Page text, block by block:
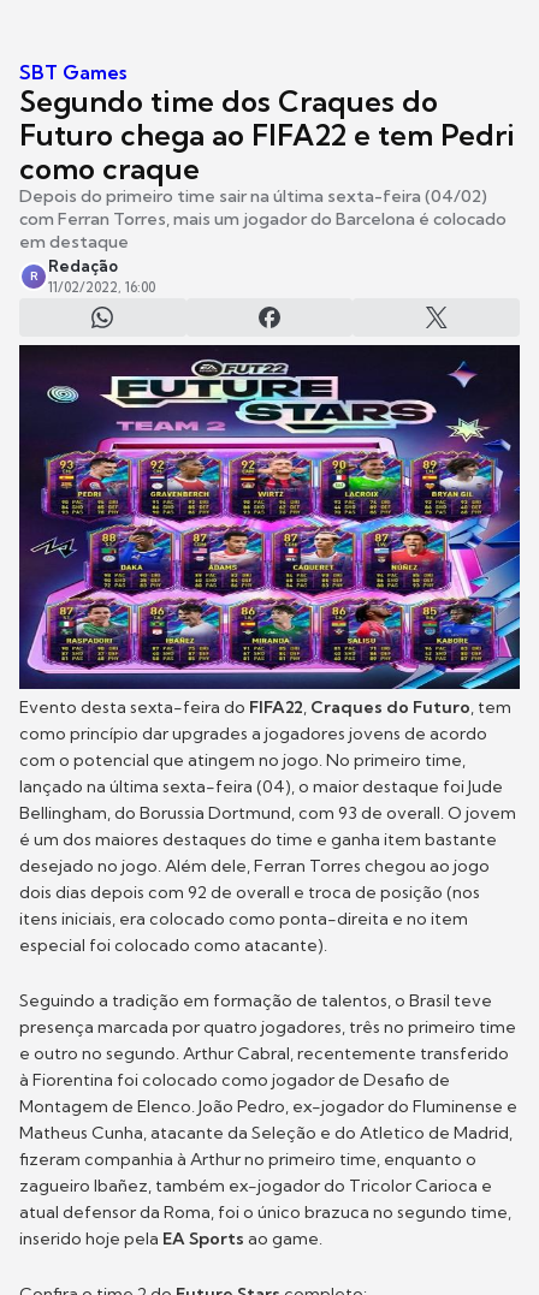
SBT Games
Segundo time dos Craques do
Futuro chega ao FIFA22 e tem Pedri
como craque
Depois do primeiro time sair na última sexta-feira (04/02)
com Ferran Torres, mais um jogador do Barcelona é colocado
em destaque
R
Redação
11/02/2022, 16:00
Evento desta sexta-feira do FIFA22, Craques do Futuro, tem
como princípio dar upgrades a jogadores jovens de acordo
com o potencial que atingem no jogo. No primeiro time,
lançado na última sexta-feira (04), o maior destaque foi Jude
Bellingham, do Borussia Dortmund, com 93 de overall. O jovem
é um dos maiores destaques do time e ganha item bastante
desejado no jogo. Além dele, Ferran Torres chegou ao jogo
dois dias depois com 92 de overall e troca de posição (nos
itens iniciais, era colocado como ponta-direita e no item
especial foi colocado como atacante).
Seguindo a tradição em formação de talentos, o Brasil teve
presença marcada por quatro jogadores, três no primeiro time
e outro no segundo. Arthur Cabral, recentemente transferido
à Fiorentina foi colocado como jogador de Desafio de
Montagem de Elenco. João Pedro, ex-jogador do Fluminense e
Matheus Cunha, atacante da Seleção e do Atletico de Madrid,
fizeram companhia à Arthur no primeiro time, enquanto o
zagueiro Ibañez, também ex-jogador do Tricolor Carioca e
atual defensor da Roma, foi o único brazuca no segundo time,
inserido hoje pela EA Sports ao game.